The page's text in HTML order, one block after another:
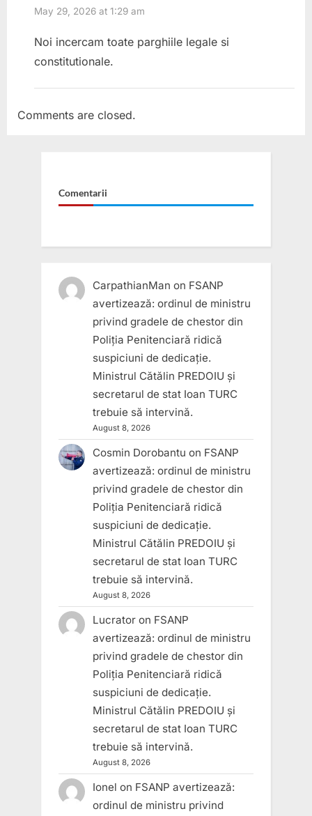
poate
rescrie
salarizarea
bugetarilor.
May 29, 2026 at 1:29 am
Noi incercam toate parghiile legale si
constitutionale.
Comments are closed.
Comentarii
CarpathianMan on FSANP
avertizează: ordinul de ministru
privind gradele de chestor din
Poliția Penitenciară ridică
suspiciuni de dedicație.
Ministrul Cătălin PREDOIU și
secretarul de stat Ioan TURC
trebuie să intervină.
August 8, 2026
Cosmin Dorobantu on FSANP
avertizează: ordinul de ministru
privind gradele de chestor din
Poliția Penitenciară ridică
suspiciuni de dedicație.
Ministrul Cătălin PREDOIU și
secretarul de stat Ioan TURC
trebuie să intervină.
August 8, 2026
Lucrator on FSANP
avertizează: ordinul de ministru
privind gradele de chestor din
Poliția Penitenciară ridică
suspiciuni de dedicație.
Ministrul Cătălin PREDOIU și
secretarul de stat Ioan TURC
trebuie să intervină.
August 8, 2026
Ionel on FSANP avertizează:
ordinul de ministru privind